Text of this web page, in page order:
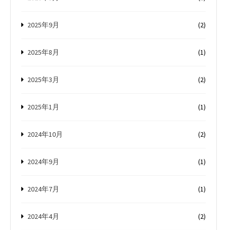
2025年9月 (2)
2025年8月 (1)
2025年3月 (2)
2025年1月 (1)
2024年10月 (2)
2024年9月 (1)
2024年7月 (1)
2024年4月 (2)